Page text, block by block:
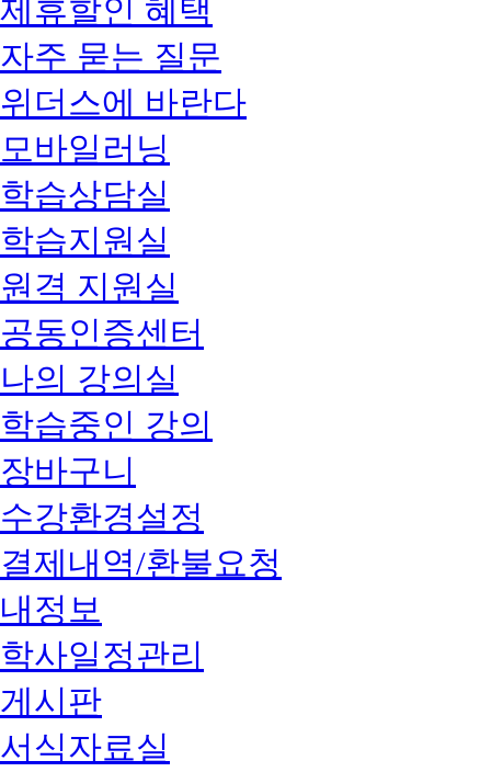
제휴할인 혜택
자주 묻는 질문
위더스에 바란다
모바일러닝
학습상담실
학습지원실
원격 지원실
공동인증센터
나의 강의실
학습중인 강의
장바구니
수강환경설정
결제내역/환불요청
내정보
학사일정관리
게시판
서식자료실